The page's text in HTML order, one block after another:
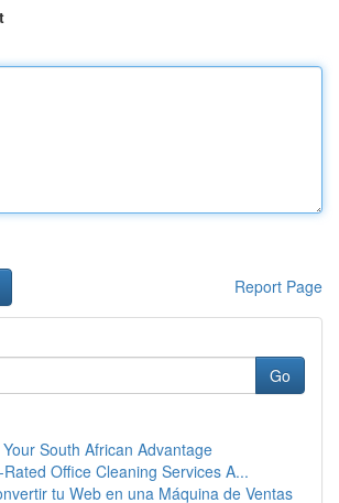
Report Page
Go
Your South African Advantage
Office Cleaning Services A...
tu Web en una Máquina de Ventas